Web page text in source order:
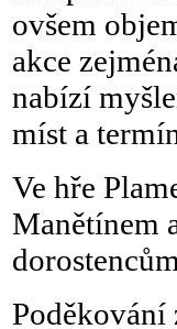
ovšem
akce
nabízí
míst a
Ve hře
Manětínem
Poděkování